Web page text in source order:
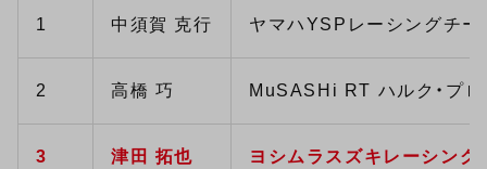
1 中須賀 克行 ヤマハYSPレーシングチー
2 高橋 巧 MuSASHi RT ハルク・プロ
3 津田 拓也 ヨシムラスズキレーシング